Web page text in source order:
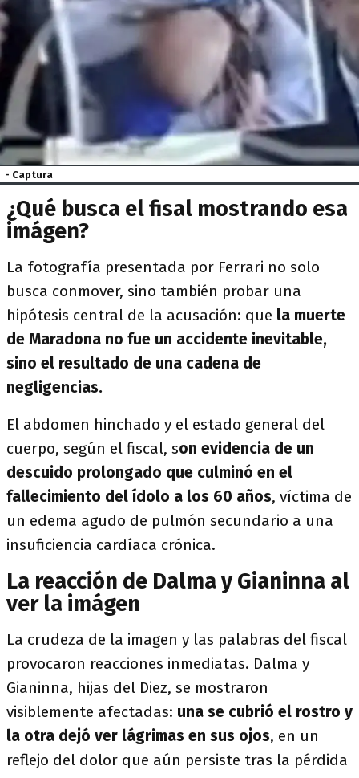
- Captura
¿Qué busca el fisal mostrando esa
imágen?
La fotografía presentada por Ferrari no solo
busca conmover, sino también probar una
hipótesis central de la acusación: que la muerte
de Maradona no fue un accidente inevitable,
sino el resultado de una cadena de
negligencias.
El abdomen hinchado y el estado general del
cuerpo, según el fiscal, son evidencia de un
descuido prolongado que culminó en el
fallecimiento del ídolo a los 60 años, víctima de
un edema agudo de pulmón secundario a una
insuficiencia cardíaca crónica.
La reacción de Dalma y Gianinna al
ver la imágen
La crudeza de la imagen y las palabras del fiscal
provocaron reacciones inmediatas. Dalma y
Gianinna, hijas del Diez, se mostraron
visiblemente afectadas: una se cubrió el rostro y
la otra dejó ver lágrimas en sus ojos, en un
reflejo del dolor que aún persiste tras la pérdida